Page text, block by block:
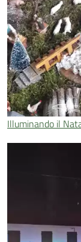
Illuminando il